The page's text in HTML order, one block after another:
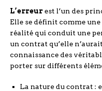
L’erreur est l’un des
Elle se définit comme
réalité qui conduit une
un contrat qu’elle
connaissance des
porter sur différents
La nature du contrat :